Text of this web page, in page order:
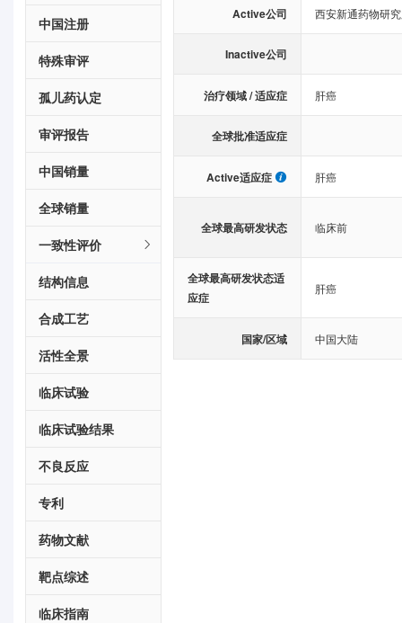
中国注册
特殊审评
孤儿药认定
审评报告
中国销量
全球销量
一致性评价
结构信息
合成工艺
活性全景
临床试验
临床试验结果
不良反应
专利
药物文献
靶点综述
临床指南
Active公司 西安新通药物研
Inactive公司
治疗领域 / 适应症 肝癌
全球批准适应症
Active适应症 肝癌
全球最高研发状态 临床前
全球最高研发状态适
应症
肝癌
国家/区域 中国大陆